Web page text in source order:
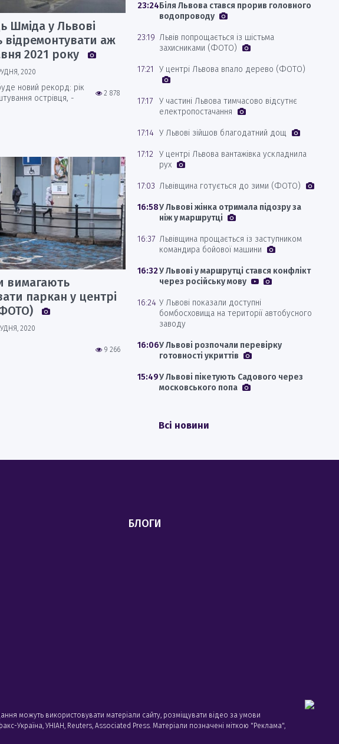
Шміда у Львові
відремонтувати аж
2021 року
2020
2 878
новий рекорд: рік
острівця, -
вимагають
паркан у центрі
2020
9 266
23:24Біля Львова стався прорив головного
водопроводу
23:19 Львів попрощається із шістьма
захисниками (ФОТО)
17:21 У центрі Львова впало дерево (ФОТО)
17:17
У частині Львова тимчасово відсутнє
електропостачання
17:14 У Львові зійшов благодатний дощ
17:12 У центрі Львова вантажівка ускладнила
рух
17:03 Львівщина готується до зими (ФОТО)
16:58У Львові жінка отримала підозру за
ніж у маршрутці
16:37 Львівщина прощається із заступником
командира бойової машини
16:32У Львові у маршрутці стався конфлікт
через російську мову
16:24 У Львові показали доступні
бомбосховища на території автобусного
заводу
16:06У Львові розпочали перевірку
готовності укриттів
15:49У Львові пікетують Садового через
московського попа
Всі новини
БЛОГИ
можуть використовувати матеріали сайту, розміщувати відео за умови
Україна, УНIАН, Reuters, Associated Press. Матеріали позначені міткою "Реклама",